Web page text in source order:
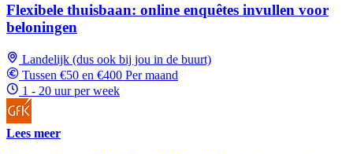
Flexibele thuisbaan: online enquêtes invullen voor
beloningen
Landelijk (dus ook bij jou in de buurt)
Tussen €50 en €400 Per maand
1 - 20 uur per week
Lees meer